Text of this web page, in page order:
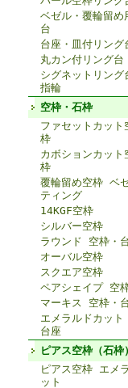
ベゼル・覆輪留め
台
台座・皿付リング
丸カン付リング台
シグネットリング
指輪
空枠・石枠
ファセットカット
枠
カボションカット
枠
覆輪留め空枠 ベ
ティング
14KGF空枠
シルバー空枠
ラウンド 空枠・
オーバル空枠
スクエア空枠
ペアシェイプ 空
マーキス 空枠・
エメラルドカット
台座
ピアス空枠（石枠）
ピアス空枠 エメ
ット